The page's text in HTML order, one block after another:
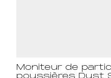
Moniteur de